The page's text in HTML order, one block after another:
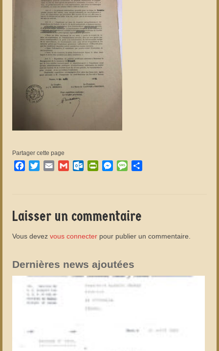
Partager cette page
Facebook
TwitterEmail GmailOutlook.com
PrintFriendly
Messenger
Message
Laisser un commentaire
Vous devez vous connecter pour publier un commentaire.
Dernières news ajoutées